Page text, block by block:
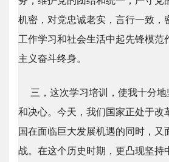
机密，对党忠诚老实，言行一致，
工作学习和社会生活中起先锋模范
主义奋斗终身。
三，这次学习培训，使我十分
和决心。今天，我们国家正处于改
国在面临巨大发展机遇的同时，又
战。在这个历史时期，更凸现坚持